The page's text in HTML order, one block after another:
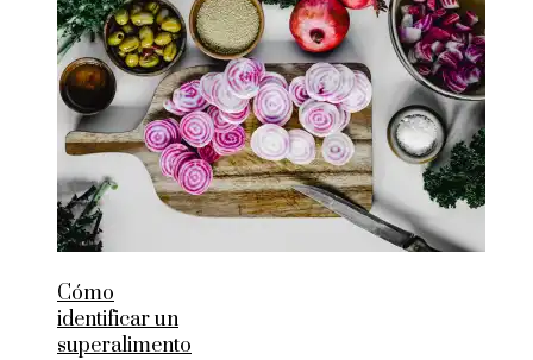
Cómo
identificar un
superalimento